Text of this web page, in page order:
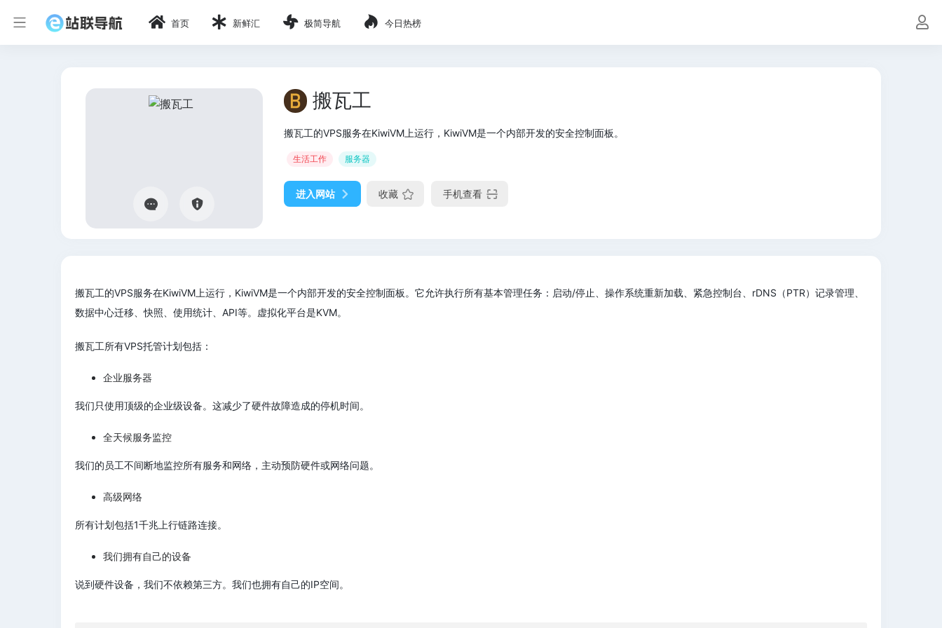
首页 新鲜汇 极简导航 今日热榜
搬瓦工
搬瓦工的VPS服务在KiwiVM上运行，KiwiVM是一个内部开发的安全控制面板。
生活工作 服务器
进入网站 收藏 手机查看
搬瓦工的VPS服务在KiwiVM上运行，KiwiVM是一个内部开发的安全控制面板。它允许执行所有基本管理任务：启动/停止、操作系统重新加载、紧急控制台、rDNS（PTR）记录管理、
数据中心迁移、快照、使用统计、API等。虚拟化平台是KVM。
搬瓦工所有VPS托管计划包括：
企业服务器
我们只使用顶级的企业级设备。这减少了硬件故障造成的停机时间。
全天候服务监控
我们的员工不间断地监控所有服务和网络，主动预防硬件或网络问题。
高级网络
所有计划包括1千兆上行链路连接。
我们拥有自己的设备
说到硬件设备，我们不依赖第三方。我们也拥有自己的IP空间。